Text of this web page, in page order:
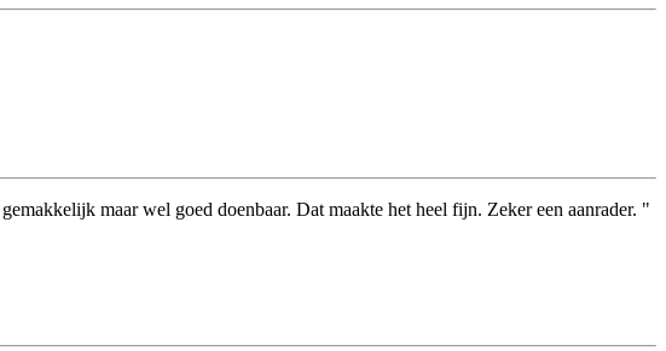
maar wel goed doenbaar. Dat maakte het heel fijn. Zeker een aanrader. "